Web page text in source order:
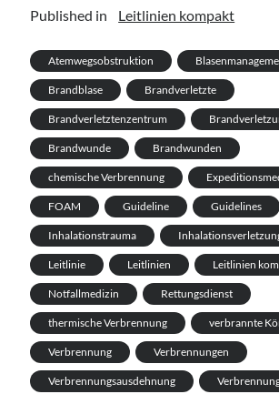
Published in Leitlinien kompakt
Atemwegsobstruktion
Brandblase Brandverletzte
Brandverletztenzentrum
Brandwunde Brandwunden
chemische Verbrennung
FOAM Guideline Guidelines
Inhalationstrauma
Leitlinie Leitlinien Leitlinien
Notfallmedizin Rettungsdienst
thermische Verbrennung verbrannte
Verbrennung Verbrennungen
Verbrennungsausdehnung